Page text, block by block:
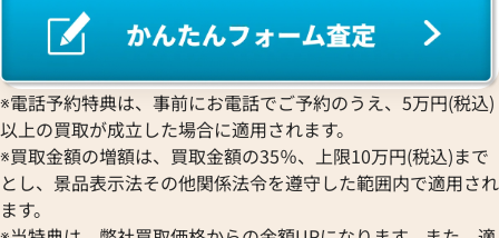
※電話予約特典は、事前にお電話でご予約のうえ、5万円(税込)
以上の買取が成立した場合に適用されます。
※買取金額の増額は、買取金額の35％、上限10万円(税込)まで
とし、景品表示法その他関係法令を遵守した範囲内で適用され
ます。